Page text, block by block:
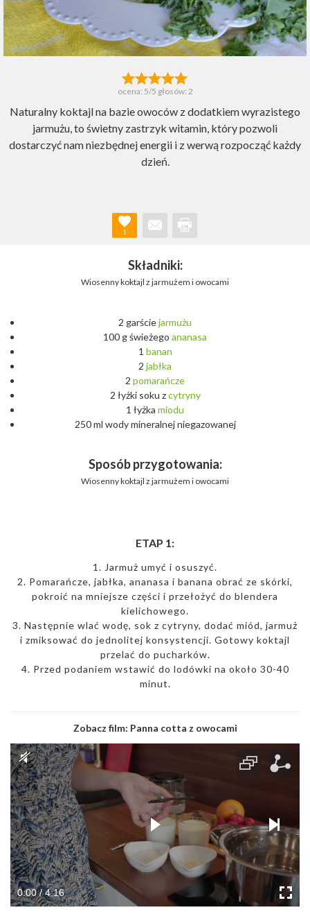
ocena: 5/5 głosów: 2
Naturalny koktajl na bazie owoców z dodatkiem wyrazistego
jarmużu, to świetny zastrzyk witamin, który pozwoli
dostarczyć nam niezbędnej energii i z werwą rozpocząć każdy
dzień.
1
Składniki:
Wiosenny koktajl z jarmużem i owocami
2 garściejarmużu
100 g świeżego ananasa
1 banan
2 jabłka
2 pomarańcze
2 łyżki soku zcytryny
1 łyżka miodu
250 ml wody mineralnej niegazowanej
Sposób przygotowania:
Wiosenny koktajl z jarmużem i owocami
ETAP 1:
1. Jarmuż umyć i osuszyć.
2. Pomarańcze, jabłka, ananasa i banana obrać ze skórki,
pokroić na mniejsze części i przełożyć do blendera
kielichowego.
3. Następnie wlać wodę, sok z cytryny, dodać miód, jarmuż
i zmiksować do jednolitej konsystencji. Gotowy koktajl
przelać do pucharków.
4. Przed podaniem wstawić do lodówki na około 30-40
minut.
Zobacz film: Panna cotta z owocami
0:00 / 4:16